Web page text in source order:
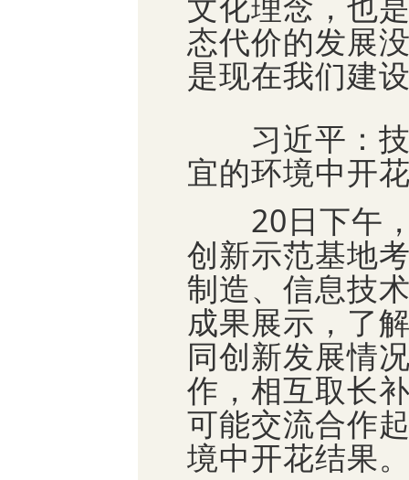
态代价的发展
是现在我们建
习近平：技
宜的环境中开
20日下午，
创新示范基地
制造、信息技
成果展示，了
同创新发展情
作，相互取长
可能交流合作
境中开花结果